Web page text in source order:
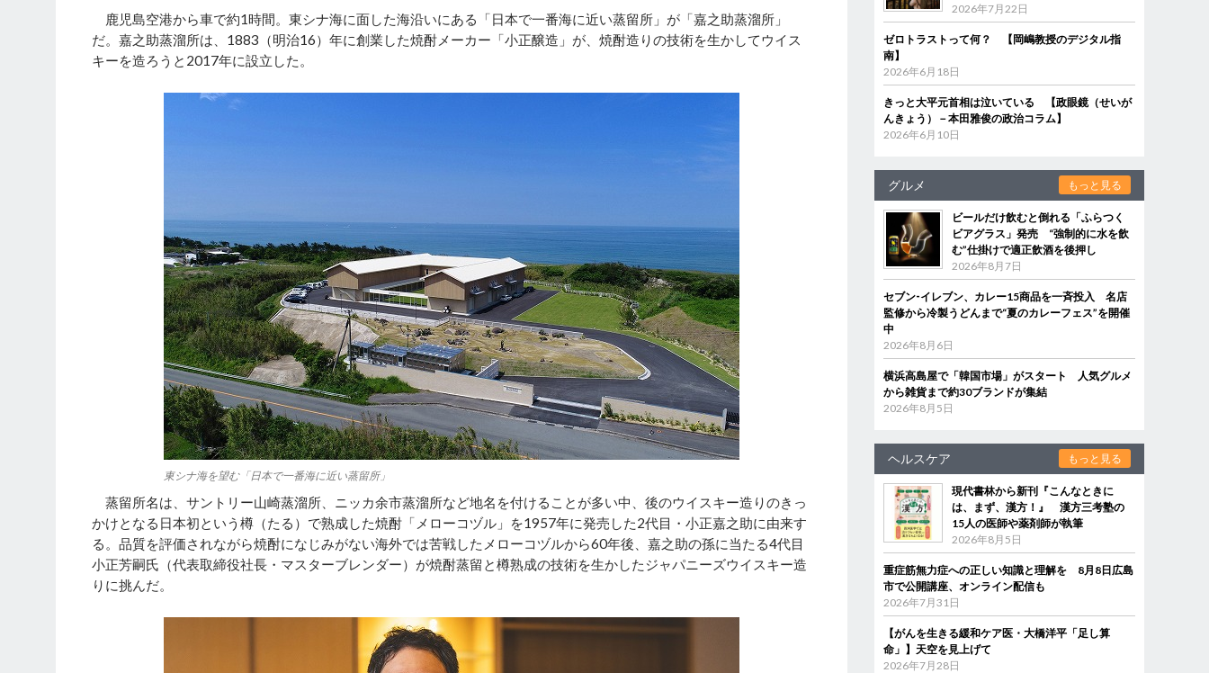
鹿児島空港から車で約1時間。東シナ海に面した海沿いにある「日本で一番海に近い蒸留所」が「嘉之助蒸溜所」
だ。嘉之助蒸溜所は、1883（明治16）年に創業した焼酎メーカー「小正醸造」が、焼酎造りの技術を生かしてウイス
キーを造ろうと2017年に設立した。
東シナ海を望む「日本で一番海に近い蒸留所」
蒸留所名は、サントリー山崎蒸溜所、ニッカ余市蒸溜所など地名を付けることが多い中、後のウイスキー造りのきっ
かけとなる日本初という樽（たる）で熟成した焼酎「メローコヅル」を1957年に発売した2代目・小正嘉之助に由来す
る。品質を評価されながら焼酎になじみがない海外では苦戦したメローコヅルから60年後、嘉之助の孫に当たる4代目
小正芳嗣氏（代表取締役社長・マスターブレンダー）が焼酎蒸留と樽熟成の技術を生かしたジャパニーズウイスキー造
りに挑んだ。
2026年7月22日
ゼロトラストって何？ 【岡嶋教授のデジタル指
南】
2026年6月18日
きっと大平元首相は泣いている 【政眼鏡（せいが
んきょう）－本田雅俊の政治コラム】
2026年6月10日
グルメ もっと見る
ビールだけ飲むと倒れる「ふらつく
ビアグラス」発売 “強制的に水を飲
む”仕掛けで適正飲酒を後押し
2026年8月7日
セブン‐イレブン、カレー15商品を一斉投入 名店
監修から冷製うどんまで“夏のカレーフェス”を開催
中
2026年8月6日
横浜高島屋で「韓国市場」がスタート 人気グルメ
から雑貨まで約30ブランドが集結
2026年8月5日
ヘルスケア もっと見る
現代書林から新刊『こんなときに
は、まず、漢方！』 漢方三考塾の
15人の医師や薬剤師が執筆
2026年8月5日
重症筋無力症への正しい知識と理解を 8月8日広島
市で公開講座、オンライン配信も
2026年7月31日
【がんを生きる緩和ケア医・大橋洋平「足し算
命」】天空を見上げて
2026年7月28日